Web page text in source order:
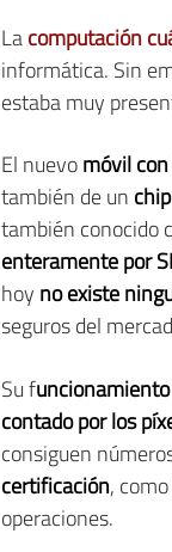
Lacomputación
informática. Sin
estaba muy
El nuevomóvil
también de un
también conocido
enteramente por
hoy no existe
seguros del
Su funcionamiento
contado por los
consiguen
certificación,
operaciones.